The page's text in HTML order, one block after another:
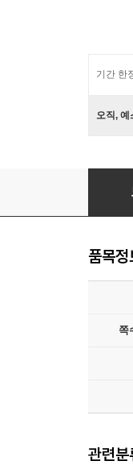
기간 한
오직,
길은
품목정
쪽
관련분